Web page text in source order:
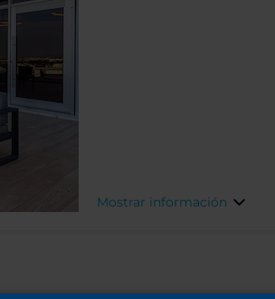
Mostrar información